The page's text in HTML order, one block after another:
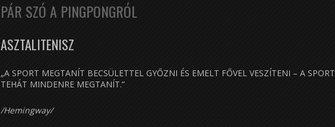
PÁR SZÓ A PINGPONGRÓL
ASZTALITENISZ
„A SPORT MEGTANÍT BECSÜLETTEL GYŐZNI ÉS EMELT FŐVEL VESZÍTENI – A SPORT
TEHÁT MINDENRE MEGTANÍT.”
/Hemingway/